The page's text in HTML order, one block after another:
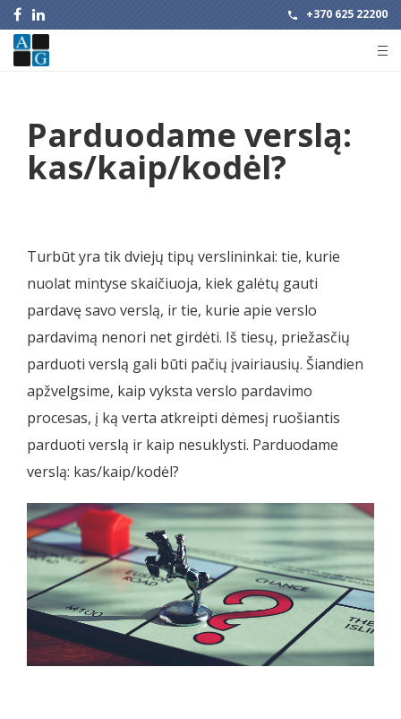
+370 625 22200
Parduodame verslą:
kas/kaip/kodėl?
Turbūt yra tik dviejų tipų verslininkai: tie, kurie
nuolat mintyse skaičiuoja, kiek galėtų gauti
pardavę savo verslą, ir tie, kurie apie verslo
pardavimą nenori net girdėti. Iš tiesų, priežasčių
parduoti verslą gali būti pačių įvairiausių. Šiandien
apžvelgsime, kaip vyksta verslo pardavimo
procesas, į ką verta atkreipti dėmesį ruošiantis
parduoti verslą ir kaip nesuklysti. Parduodame
verslą: kas/kaip/kodėl?